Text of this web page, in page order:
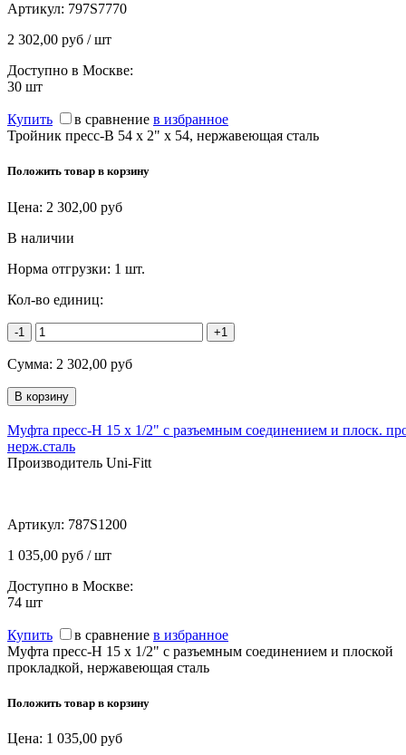
Артикул: 797S7770
2 302,00 руб / шт
Доступно в Москве:
30 шт
Купить в сравнение в избранное
Тройник пресс-В 54 х 2" х 54, нержавеющая сталь
Положить товар в корзину
Цена: 2 302,00 руб
В наличии
Норма отгрузки: 1 шт.
Кол-во единиц:
-1 +1
Сумма: 2 302,00 руб
Муфта пресс-Н 15 x 1/2" с разъемным соединением и плоск.
нерж.сталь
Производитель Uni-Fitt
Артикул: 787S1200
1 035,00 руб / шт
Доступно в Москве:
74 шт
Купить в сравнение в избранное
Муфта пресс-Н 15 x 1/2" с разъемным соединением и плоской
прокладкой, нержавеющая сталь
Положить товар в корзину
Цена: 1 035,00 руб